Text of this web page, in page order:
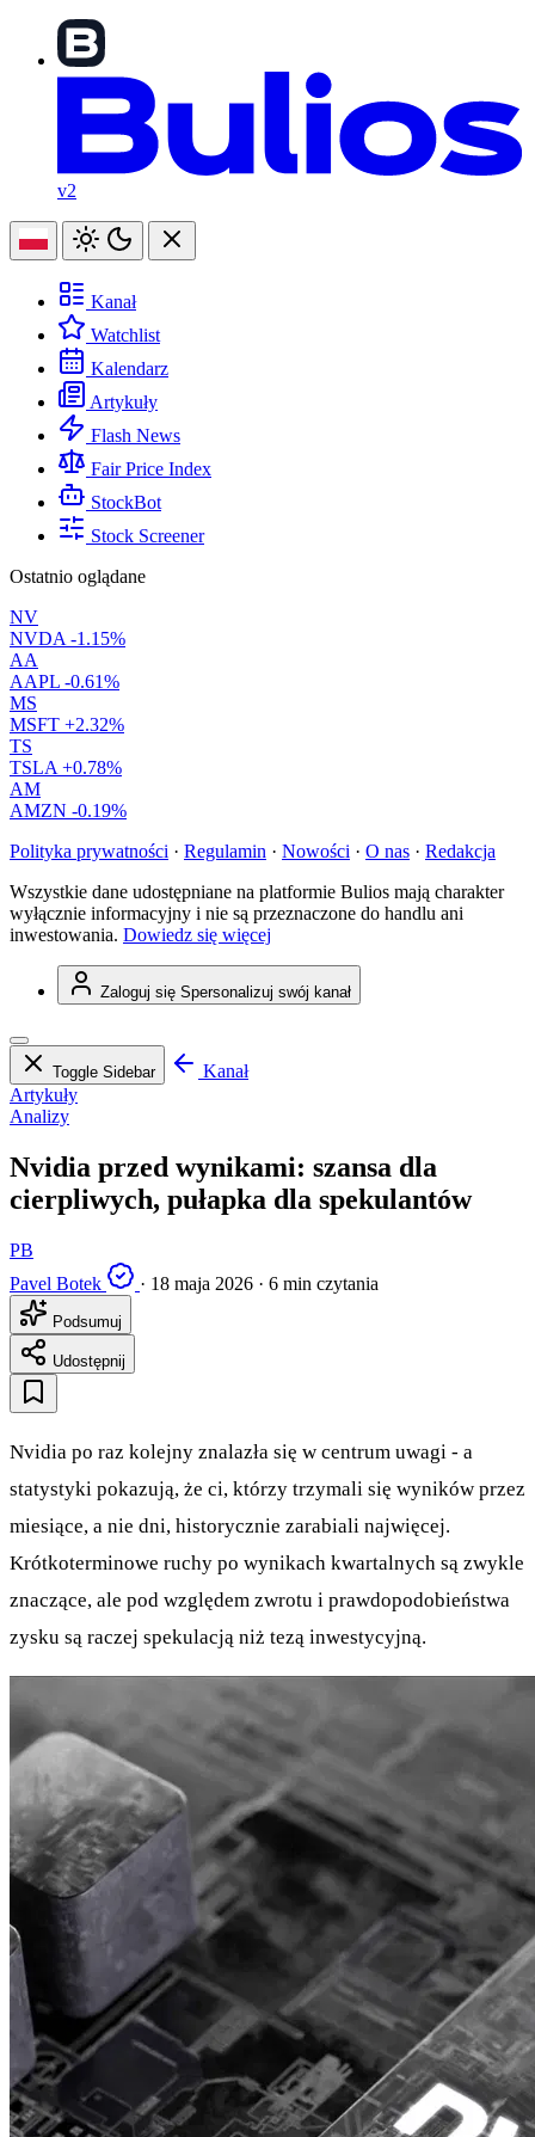
v2
Kanał
Watchlist
Kalendarz
Artykuły
Flash News
Fair Price Index
StockBot
Stock Screener
Ostatnio oglądane
NV
NVDA -1.15%
AA
AAPL -0.61%
MS
MSFT +2.32%
TS
TSLA +0.78%
AM
AMZN -0.19%
Polityka prywatności · Regulamin · Nowości · O nas · Redakcja
Wszystkie dane udostępniane na platformie Bulios mają charakter
wyłącznie informacyjny i nie są przeznaczone do handlu ani
inwestowania. Dowiedz się więcej
Zaloguj się Spersonalizuj swój kanał
Toggle Sidebar
Kanał
Artykuły
Analizy
Nvidia przed wynikami: szansa dla
cierpliwych, pułapka dla spekulantów
PB
Pavel Botek
· 18 maja 2026 · 6 min czytania
Podsumuj
Udostępnij
Nvidia po raz kolejny znalazła się w centrum uwagi - a
statystyki pokazują, że ci, którzy trzymali się wyników przez
miesiące, a nie dni, historycznie zarabiali najwięcej.
Krótkoterminowe ruchy po wynikach kwartalnych są zwykle
znaczące, ale pod względem zwrotu i prawdopodobieństwa
zysku są raczej spekulacją niż tezą inwestycyjną.